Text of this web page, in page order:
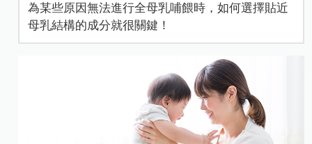
為某些原因無法進行全母乳哺餵時，如何選擇貼近
母乳結構的成分就很關鍵！